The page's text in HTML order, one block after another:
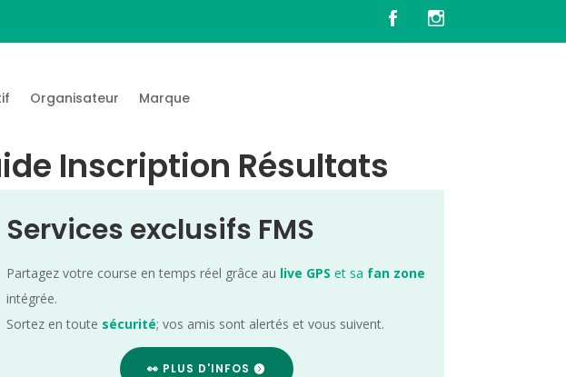
Organisateur Marque
Inscription Résultats
Services exclusifs FMS
Partagez votre course en temps réel grâce au live GPS et sa fan zone
intégrée.
Sortez en toute sécurité; vos amis sont alertés et vous suivent.
👀 PLUS D'INFOS